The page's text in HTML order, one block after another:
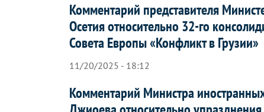
Комментарий представителя
Осетия относительно 32-го
Совета Европы «Конфликт в Грузии»
11/20/2025 - 18:12
Комментарий Министра